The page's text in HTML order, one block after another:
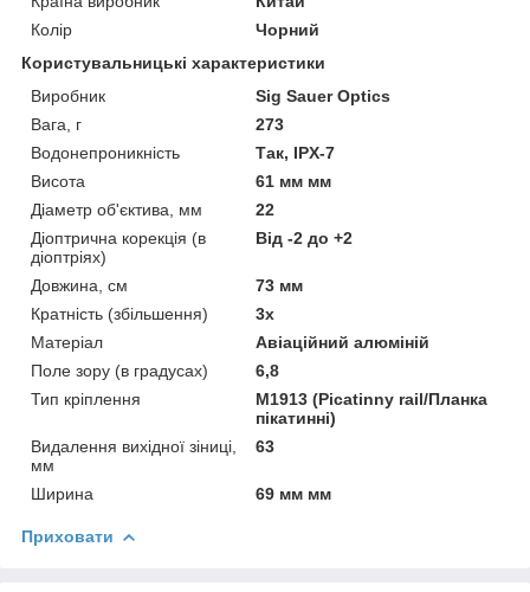
Колір
Чорний
Користувальницькі характеристики
Виробник
Sig Sauer Optics
Вага, г
273
Водонепроникність
Так, IPX-7
Висота
61 мм мм
Діаметр об'єктива, мм
22
Діоптрична корекція (в
діоптріях)
Від -2 до +2
Довжина, см
73 мм
Кратність (збільшення)
3х
Матеріал
Авіаційний алюміній
Поле зору (в градусах)
6,8
Тип кріплення
M1913 (Picatinny rail/Планка
пікатинні)
Видалення вихідної зіниці,
мм
63
Ширина 69 мм мм
Приховати